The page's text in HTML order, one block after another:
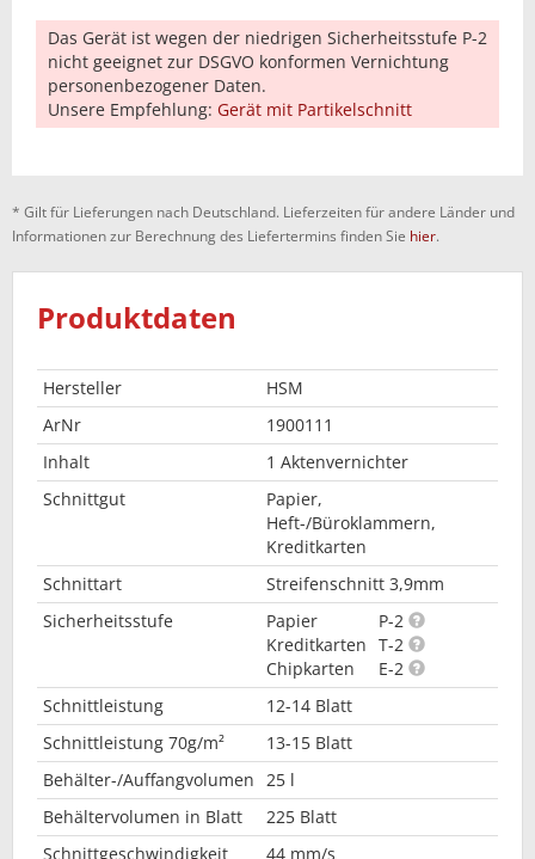
Das Gerät ist wegen der niedrigen Sicherheitsstufe P-2
nicht geeignet zur DSGVO konformen Vernichtung
personenbezogener Daten.
Unsere Empfehlung: Gerät mit Partikelschnitt
* Gilt für Lieferungen nach Deutschland. Lieferzeiten für andere Länder und
Informationen zur Berechnung des Liefertermins finden Sie hier.
Produktdaten
Hersteller
HSM
ArNr
1900111
Inhalt
1 Aktenvernichter
Schnittgut
Papier,
Heft-/Büroklammern,
Kreditkarten
Schnittart
Streifenschnitt 3,9mm
Sicherheitsstufe
Papier
P-2
Kreditkarten T-2
Chipkarten
E-2
Schnittleistung
12-14 Blatt
Schnittleistung 70g/m²
13-15 Blatt
Behälter-/Auffangvolumen 25 l
Behältervolumen in Blatt
225 Blatt
Schnittgeschwindigkeit
44 mm/s